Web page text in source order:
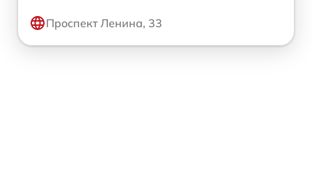
Проспект Ленина, 33